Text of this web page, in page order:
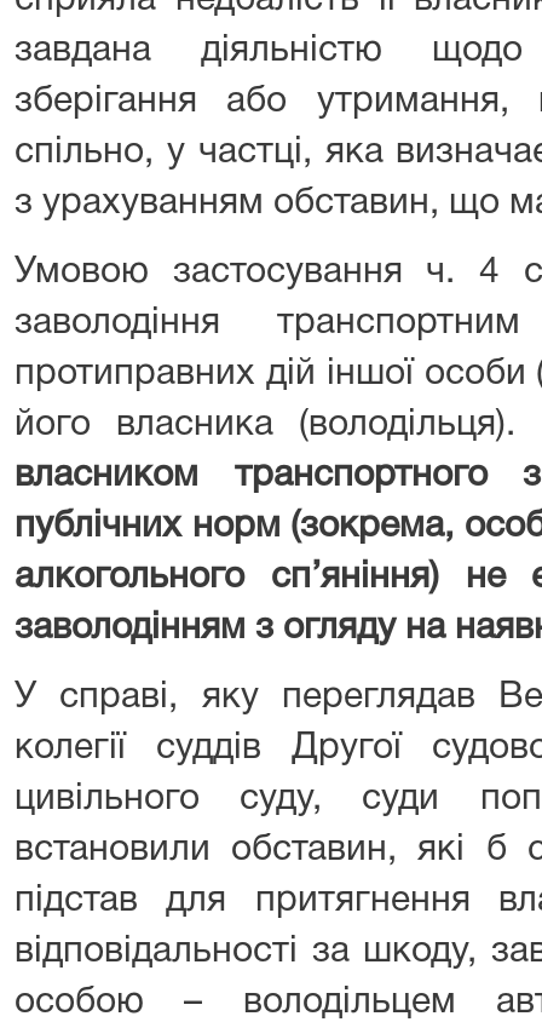
завдана діяльністю
зберігання або утримання,
спільно, у частці, яка
з урахуванням обставин, що
Умовою застосування ч. 4
заволодіння
протиправних дій іншої
його власника
власником
публічних норм (зокрема,
алкогольного сп’яніння)
заволодінням з огляду на
У справі, яку переглядав
колегії суддів Другої
цивільного суду, суди
встановили обставин, які б
підстав для притягнення
відповідальності за шкоду,
особою – володільцем